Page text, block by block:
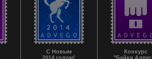
С Новым
2014 годом!
Конкурс
"Байки